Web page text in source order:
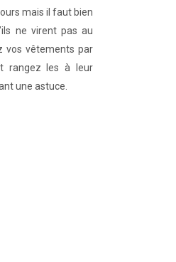
mais il faut bien
ne virent pas au
vos vêtements par
rangez les à leur
une astuce.